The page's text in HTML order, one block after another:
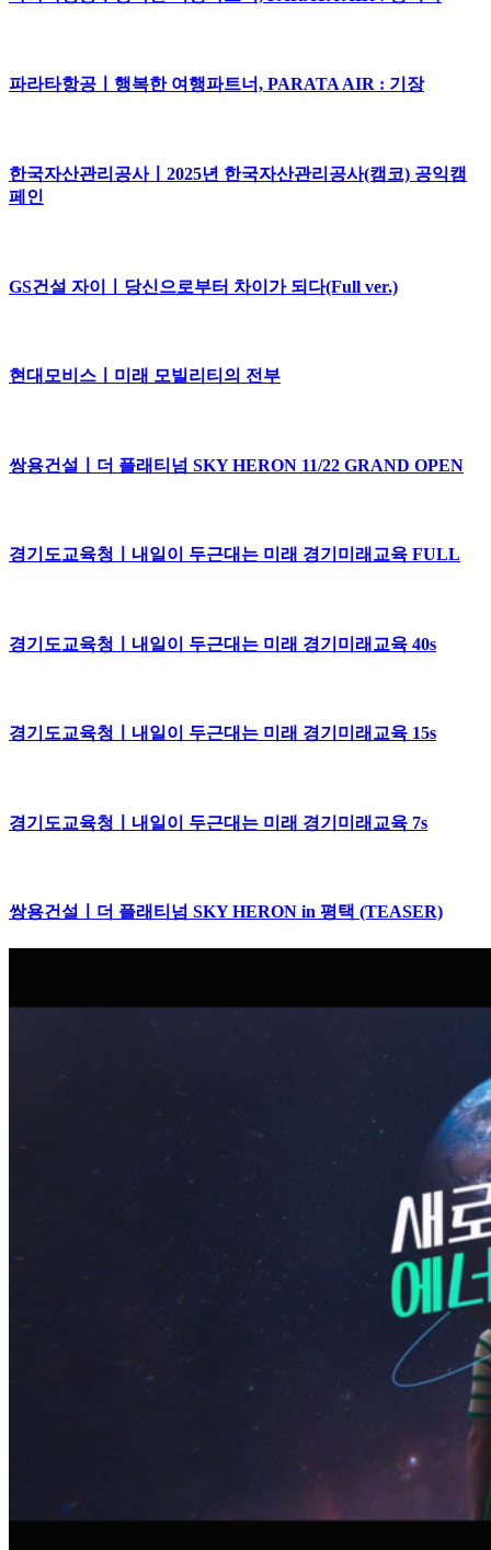
파라타항공ㅣ행복한 여행파트너, PARATA AIR : 기장
한국자산관리공사ㅣ2025년 한국자산관리공사(캠코) 공익캠
페인
GS건설 자이ㅣ당신으로부터 차이가 되다(Full ver.)
현대모비스ㅣ미래 모빌리티의 전부
쌍용건설ㅣ더 플래티넘 SKY HERON 11/22 GRAND OPEN
경기도교육청ㅣ내일이 두근대는 미래 경기미래교육 FULL
경기도교육청ㅣ내일이 두근대는 미래 경기미래교육 40s
경기도교육청ㅣ내일이 두근대는 미래 경기미래교육 15s
경기도교육청ㅣ내일이 두근대는 미래 경기미래교육 7s
쌍용건설ㅣ더 플래티넘 SKY HERON in 평택 (TEASER)